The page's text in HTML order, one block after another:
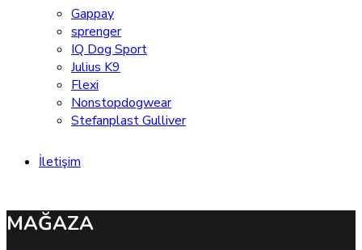
Gappay
sprenger
IQ Dog Sport
Julius K9
Flexi
Nonstopdogwear
Stefanplast Gulliver
İletişim
MAĞAZA